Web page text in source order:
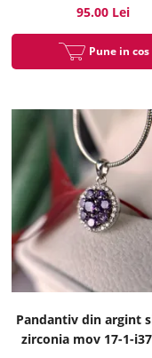
95.00 Lei
Pune in cos
Pandantiv din argint
zirconia mov 17-1-